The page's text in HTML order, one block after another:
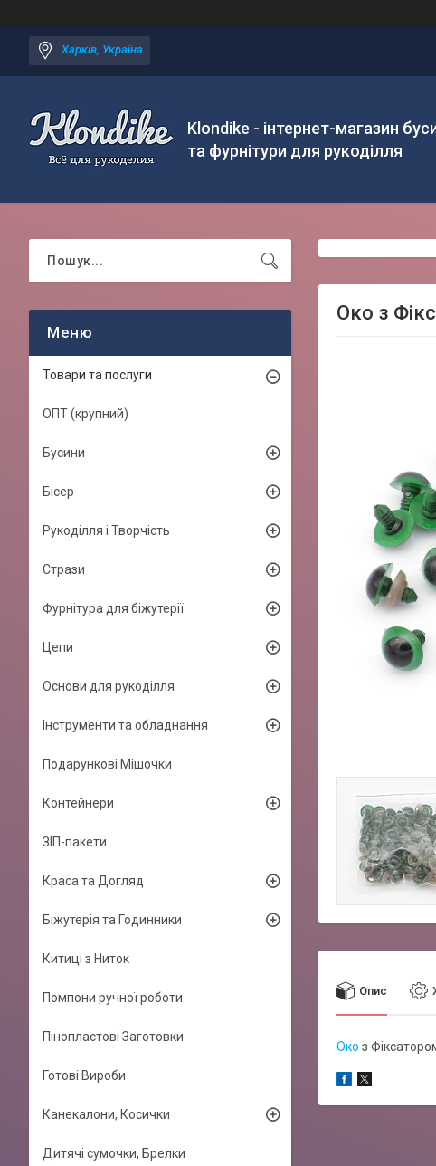
Харків, Україна
Klondike - інтернет-магазин
та фурнітури для рукоділля
Око з
Опис
Око з
Товари та послуги
ОПТ (крупний)
Бусини
Бісер
Рукоділля і Творчість
Стрази
Фурнітура для біжутерії
Цепи
Основи для рукоділля
Інструменти та обладнання
Подарункові Мішочки
Контейнери
ЗІП-пакети
Краса та Догляд
Біжутерія та Годинники
Китиці з Ниток
Помпони ручної роботи
Пінопластові Заготовки
Готові Вироби
Канекалони, Косички
Дитячі сумочки, Брелки